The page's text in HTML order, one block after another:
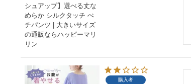
シュアップ】選べる丈な
めらか シルクタッチ ぺ
チパンツ | 大きいサイズ
の通販ならハッピーマリ
リン
購入者